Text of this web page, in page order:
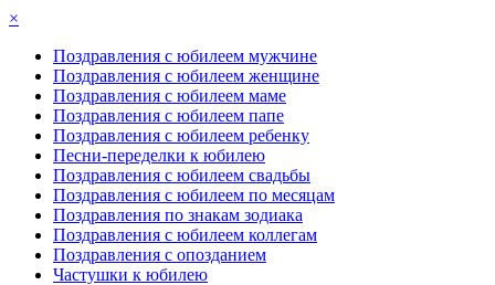
×
Поздравления с юбилеем мужчине
Поздравления с юбилеем женщине
Поздравления с юбилеем маме
Поздравления с юбилеем папе
Поздравления с юбилеем ребенку
Песни-переделки к юбилею
Поздравления с юбилеем свадьбы
Поздравления с юбилеем по месяцам
Поздравления по знакам зодиака
Поздравления с юбилеем коллегам
Поздравления с опозданием
Частушки к юбилею